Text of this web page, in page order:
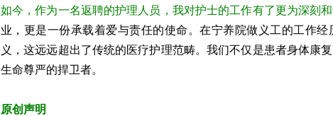
如今，作为一名返聘的护理人员，我对护士的工作有了更为深刻
业，更是一份承载着爱与责任的使命。在宁养院做义工的工作
义，这远远超出了传统的医疗护理范畴。我们不仅是患者身体康
生命尊严的捍卫者。
原创声明